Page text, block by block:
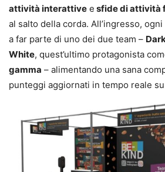
attività interattive e sfide di attività
al salto della corda. All’ingresso,
a far parte di uno dei due team –
White, quest’ultimo protagonista
gamma – alimentando una sana
punteggi aggiornati in tempo reale